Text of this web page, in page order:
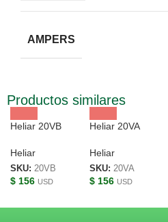
AMPERS
Productos similares
Heliar 20VB
Heliar
SKU: 20VB
$ 156 USD
Heliar 20VA
Heliar
SKU: 20VA
$ 156 USD